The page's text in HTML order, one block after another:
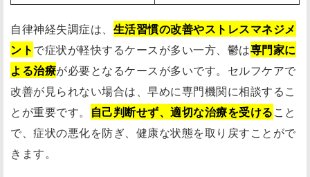
自律神経失調症は、 生活習慣の改善やストレスマネジメ
ントで症状が軽快するケースが多い一方、鬱は専門家に
よる治療が必要となるケースが多いです。セルフケアで
改善が見られない場合は、早めに専門機関に相談するこ
とが重要です。
自己判断せず、適切な治療を受けること
で、症状の悪化を防ぎ、健康な状態を取り戻すことがで
きます。